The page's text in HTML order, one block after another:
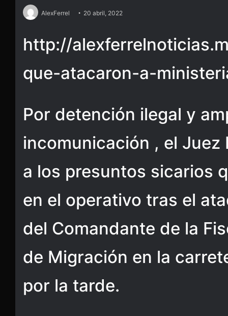
AlexFerrel 20 abril, 2022
http://
que-atacaron-a-
Por detención ilegal y
incomunicación , el Juez
a los presuntos sicarios
en el operativo tras el
del Comandante de la
de Migración en la
por la tarde.